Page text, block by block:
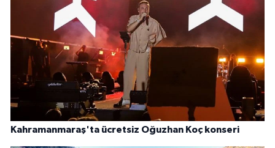
Kahramanmaraş'ta ücretsiz Oğuzhan Koç konseri